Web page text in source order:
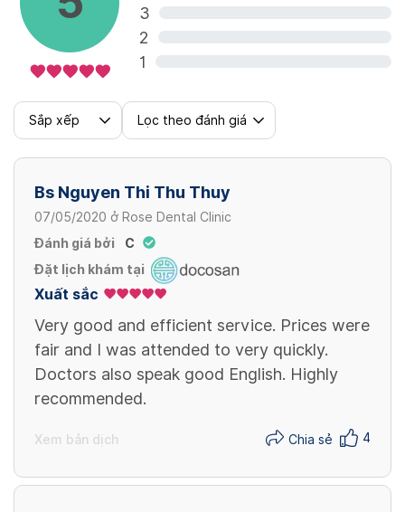
8,000,000 VND/ 1 răng
Xem thêm
Khung titanium CAD/ CAM cho cầu sứ full
arch (CAD / CAM titanium frame for full
arch porcelain bridge)
implant)
4,600,000 VND/ 1 răng
Xem thêm
3
2
1
Sắp xếp Lọc theo đánh giá
Bs Nguyen Thi Thu Thuy
07/05/2020 ở Rose Dental Clinic
Đánh giá bởi
C
Đặt lịch khám tại
Xuất sắc
Very good and efficient service. Prices were
fair and I was attended to very quickly.
Doctors also speak good English. Highly
recommended.
Xem bản dịch Chia sẻ 4